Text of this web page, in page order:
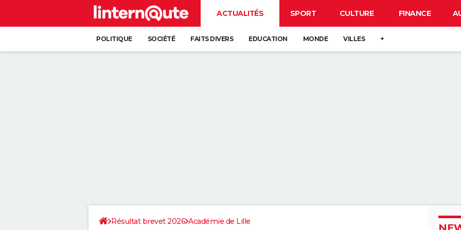
ACTUALITÉS SPORT CULTURE FINANCE
POLITIQUE SOCIÉTÉ FAITS DIVERS EDUCATION MONDE VILLES +
Résultat brevet 2026 Académie de Lille